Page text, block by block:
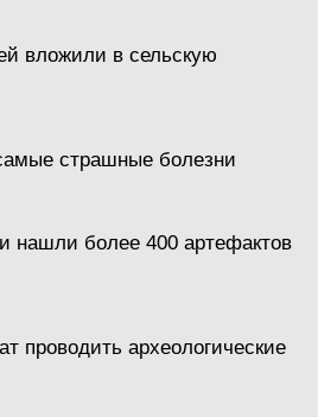
вложили в сельскую
страшные болезни
нашли более 400 артефактов
проводить археологические